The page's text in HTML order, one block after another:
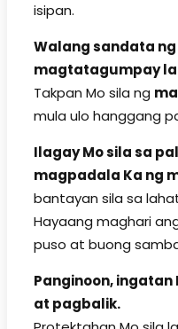
isipan.
Walang sandata
magtatagumpay
Takpan Mo sila ng
mula ulo hanggang
Ilagay Mo sila sa
magpadala Ka ng
bantayan sila sa
Hayaang maghari
puso at buong
Panginoon,
at pagbalik.